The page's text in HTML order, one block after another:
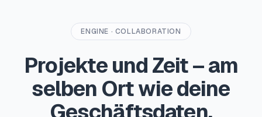
ENGINE · COLLABORATION
Projekte und Zeit – am
selben Ort wie deine